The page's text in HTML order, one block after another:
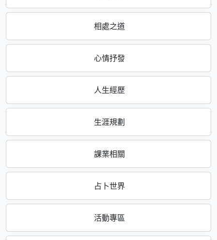
相處之道
心情抒發
人生經歷
生涯規劃
課業相關
占卜世界
活動專區